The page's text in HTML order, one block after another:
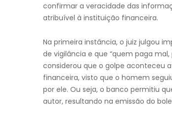
confirmar a veracidade das
atribuível à instituição financeira.
Na primeira instância, o juiz julgou
de vigilância e que “quem paga
considerou que o golpe aconteceu
financeira, visto que o homem
por ele. Ou seja, o banco permitiu
autor, resultando na emissão do